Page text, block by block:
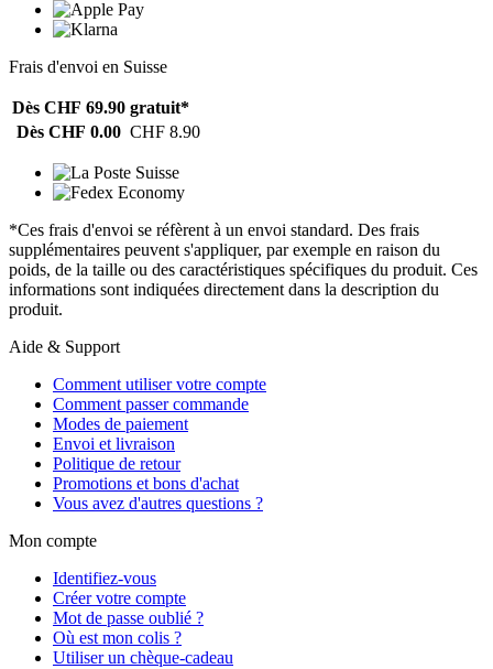
Frais d'envoi en Suisse
Dès CHF 69.90 gratuit*
Dès CHF 0.00 CHF 8.90
*Ces frais d'envoi se réfèrent à un envoi standard. Des frais
supplémentaires peuvent s'appliquer, par exemple en raison du
poids, de la taille ou des caractéristiques spécifiques du produit. Ces
informations sont indiquées directement dans la description du
produit.
Aide & Support
Comment utiliser votre compte
Comment passer commande
Modes de paiement
Envoi et livraison
Politique de retour
Promotions et bons d'achat
Vous avez d'autres questions ?
Mon compte
Identifiez-vous
Créer votre compte
Mot de passe oublié ?
Où est mon colis ?
Utiliser un chèque-cadeau